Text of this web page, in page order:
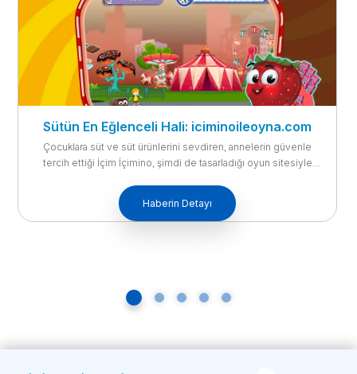
Ak Gıda- İçim Süt, İçim Süzme Yoğurt’un yeni
reklam filmi
Ak Gıda- İçim Süt, İçim Süzme Yoğurt’un yeni reklam filmiyle
Mullenlowe İstanbul imzalı reklam filminde İçim Süzme Yoğurt
ile pratik bir şekilde hazırlanan mezeler, sevdiklerimiz ile pozitif
Haberin Detayı